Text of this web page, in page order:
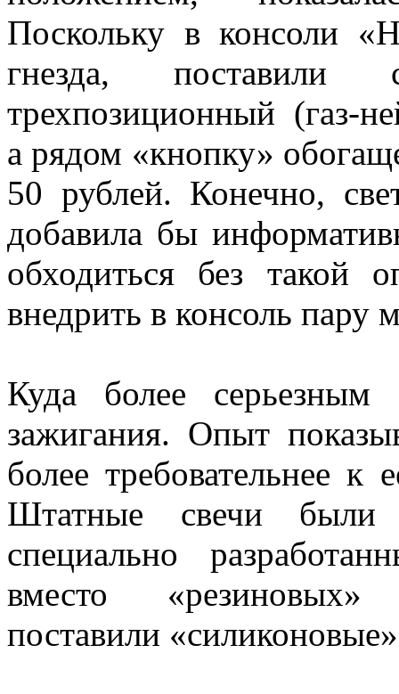
Поскольку в консоли
гнезда, поставили
трехпозиционный (газ-
а рядом «кнопку»
50 рублей. Конечно,
добавила бы
обходиться без такой
внедрить в консоль
Куда более
зажигания. Опыт
более требовательнее
Штатные свечи
специально
вместо «резиновых»
поставили